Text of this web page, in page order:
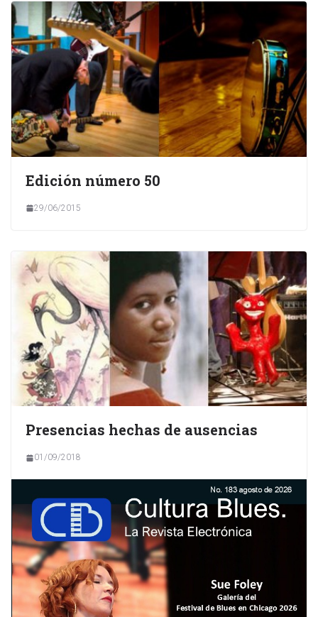
Edición número 50
29/06/2015
Presencias hechas de ausencias
01/09/2018